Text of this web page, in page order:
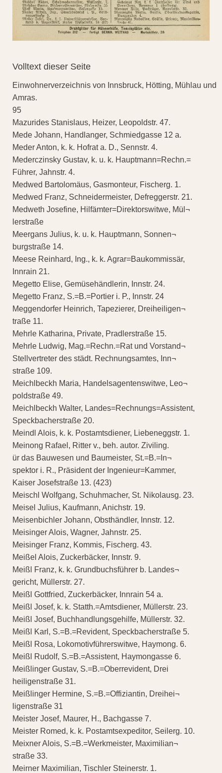
Volltext dieser Seite
Einwohnerverzeichnis von Innsbruck, Hötting, Mühlau und
Amras.
95
Mazurides Stanislaus, Heizer, Leopoldstr. 47.
Mede Johann, Handlanger, Schmiedgasse 12 a.
Meder Anton, k. k. Hofrat a. D., Sennstr. 4.
Mederczinsky Gustav, k. u. k. Hauptmann=Rechn.=
Führer, Jahnstr. 4.
Medwed Bartolomäus, Gasmonteur, Fischerg. 1.
Medwed Franz, Schneidermeister, Defreggerstr. 21.
Medweth Josefine, Hilfämter=Direktorswitwe, Mül¬
lerstraße
Meergans Julius, k. u. k. Hauptmann, Sonnen¬
burgstraße 14.
Meese Reinhard, Ing., k. k. Agrar=Baukommissär,
Innrain 21.
Megetto Elise, Gemüsehändlerin, Innstr. 24.
Megetto Franz, S.=B.=Portier i. P., Innstr. 24
Meggendorfer Heinrich, Tapezierer, Dreiheiligen¬
traße 11.
Mehrle Katharina, Private, Pradlerstraße 15.
Mehrle Ludwig, Mag.=Rechn.=Rat und Vorstand¬
Stellvertreter des städt. Rechnungsamtes, Inn¬
straße 109.
Meichlbeckh Maria, Handelsagentenswitwe, Leo¬
poldstraße 49.
Meichlbeckh Walter, Landes=Rechnungs=Assistent,
Speckbacherstraße 20.
Meindl Alois, k. k. Postamtsdiener, Liebeneggstr. 1.
Meinong Rafael, Ritter v., beh. autor. Ziviling.
ür das Bauwesen und Baumeister, St.=B.=In¬
spektor i. R., Präsident der Ingenieur=Kammer,
Kaiser Josefstraße 13. (423)
Meischl Wolfgang, Schuhmacher, St. Nikolausg. 23.
Meisel Julius, Kaufmann, Anichstr. 19.
Meisenbichler Johann, Obsthändler, Innstr. 12.
Meisinger Alois, Wagner, Jahnstr. 25.
Meisinger Franz, Kommis, Fischerg. 43.
Meißel Alois, Zuckerbäcker, Innstr. 9.
Meißl Franz, k. k. Grundbuchsführer b. Landes¬
gericht, Müllerstr. 27.
Meißl Gottfried, Zuckerbäcker, Innrain 54 a.
Meißl Josef, k. k. Statth.=Amtsdiener, Müllerstr. 23.
Meißl Josef, Buchhandlungsgehilfe, Müllerstr. 32.
Meißl Karl, S.=B.=Revident, Speckbacherstraße 5.
Meißl Rosa, Lokomotivführerswitwe, Haymong. 6.
Meißl Rudolf, S.=B.=Assistent, Haymongasse 6.
Meißlinger Gustav, S.=B.=Oberrevident, Drei
heiligenstraße 31.
Meißlinger Hermine, S.=B.=Offiziantin, Dreihei¬
ligenstraße 31
Meister Josef, Maurer, H., Bachgasse 7.
Meister Romed, k. k. Postamtsexpeditor, Seilerg. 10.
Meixner Alois, S.=B.=Werkmeister, Maximilian¬
straße 33.
Meirner Maximilian, Tischler Steinerstr. 1.